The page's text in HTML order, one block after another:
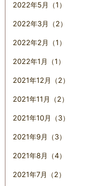
2022年5月（1）
2022年3月（2）
2022年2月（1）
2022年1月（1）
2021年12月（2）
2021年11月（2）
2021年10月（3）
2021年9月（3）
2021年8月（4）
2021年7月（2）